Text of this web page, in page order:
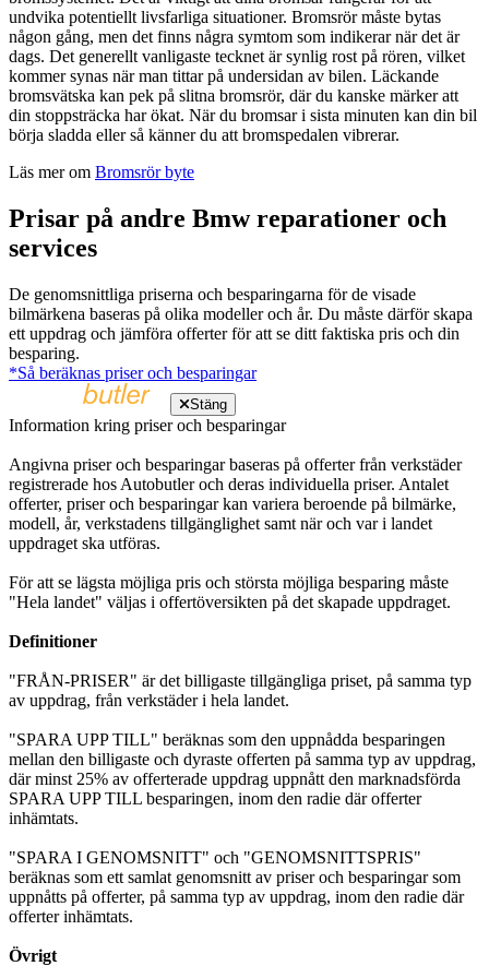
undvika potentiellt livsfarliga situationer. Bromsrör måste bytas
någon gång, men det finns några symtom som indikerar när det är
dags. Det generellt vanligaste tecknet är synlig rost på rören, vilket
kommer synas när man tittar på undersidan av bilen. Läckande
bromsvätska kan pek på slitna bromsrör, där du kanske märker att
din stoppsträcka har ökat. När du bromsar i sista minuten kan din bil
börja sladda eller så känner du att bromspedalen vibrerar.
Läs mer om Bromsrör byte
Prisar på andre Bmw reparationer och
services
De genomsnittliga priserna och besparingarna för de visade
bilmärkena baseras på olika modeller och år. Du måste därför skapa
ett uppdrag och jämföra offerter för att se ditt faktiska pris och din
besparing.
*Så beräknas priser och besparingar
Stäng
Information kring priser och besparingar
Angivna priser och besparingar baseras på offerter från verkstäder
registrerade hos Autobutler och deras individuella priser. Antalet
offerter, priser och besparingar kan variera beroende på bilmärke,
modell, år, verkstadens tillgänglighet samt när och var i landet
uppdraget ska utföras.
För att se lägsta möjliga pris och största möjliga besparing måste
"Hela landet" väljas i offertöversikten på det skapade uppdraget.
Definitioner
"FRÅN-PRISER" är det billigaste tillgängliga priset, på samma typ
av uppdrag, från verkstäder i hela landet.
"SPARA UPP TILL" beräknas som den uppnådda besparingen
mellan den billigaste och dyraste offerten på samma typ av uppdrag,
där minst 25% av offerterade uppdrag uppnått den marknadsförda
SPARA UPP TILL besparingen, inom den radie där offerter
inhämtats.
"SPARA I GENOMSNITT" och "GENOMSNITTSPRIS"
beräknas som ett samlat genomsnitt av priser och besparingar som
uppnåtts på offerter, på samma typ av uppdrag, inom den radie där
offerter inhämtats.
Övrigt